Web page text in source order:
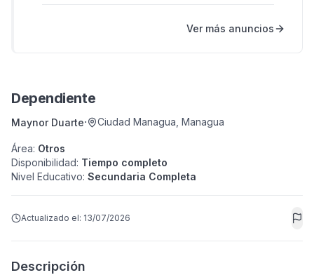
Masajes y
Ver más anuncios
Dependiente
Maynor Duarte· Ciudad Managua Managua
Área: Otros
Disponibilidad: Tiempo completo
Nivel Educativo: Secundaria Completa
Actualizado el: 13/07/2026
Descripción